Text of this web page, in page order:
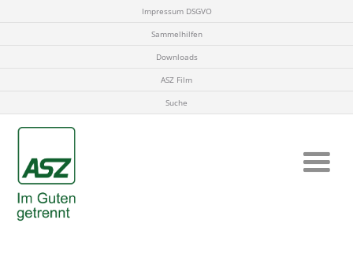
Impressum DSGVO
Sammelhilfen
Downloads
ASZ Film
Suche